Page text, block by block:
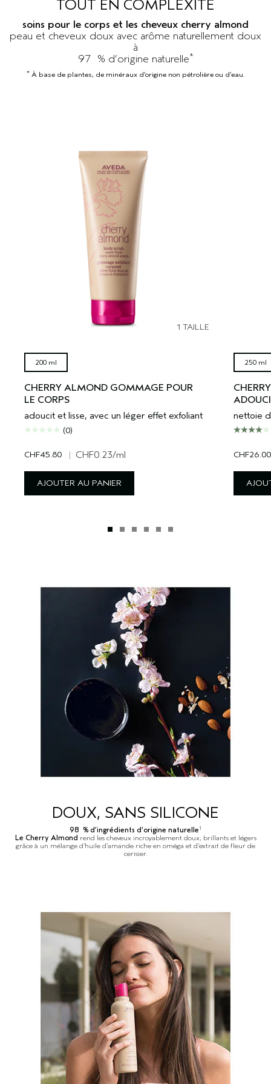
SÉRUM POUR LES CHEVEUX
CUIR CHEVELU SENSIBLE
ROSEMARY MINT
PURE ABUNDANCE
TOUTES LES COLLECTIONS
TOUT EN COMPLEXITÉ
soins pour le corps et les cheveux cherry almond
peau et cheveux doux avec arôme naturellement doux
à
97 % d’origine naturelle*
*À base de plantes, de minéraux d’origine non pétrolière ou d’eau.
1 TAILLE
200 ml
CHERRY ALMOND GOMMAGE POUR
LE CORPS
adoucit et lisse, avec un léger effet exfoliant
(0)
CHF45.80 | CHF0.23/ml
AJOUTER AU PANIER
250 ml
nettoie
CHF26.00
DOUX, SANS SILICONE
98 % d’ingrédients d’origine naturelle1
Le Cherry Almond rend les cheveux incroyablement doux, brillants et légers
grâce à un mélange d’huile d’amande riche en oméga et d’extrait de fleur de
cerisier.